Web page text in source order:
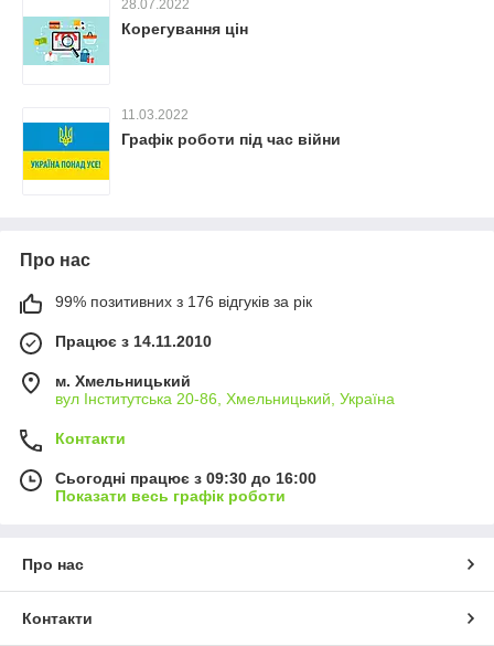
28.07.2022
Корегування цін
11.03.2022
Графік роботи під час війни
Про нас
99% позитивних з 176 відгуків за рік
Працює з 14.11.2010
м. Хмельницький
вул Інститутська 20-86, Хмельницький, Україна
Контакти
Сьогодні працює з 09:30 до 16:00
Показати весь графік роботи
Про нас
Контакти